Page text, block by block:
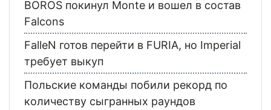
BOROS покинул Monte и вошел в состав
Falcons
FalleN готов перейти в FURIA, но Imperial
требует выкуп
Польские команды побили рекорд по
количеству сыгранных раундов